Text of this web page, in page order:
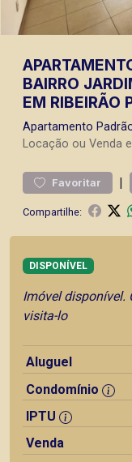
BAIRRO
EM RIBEIRÃO
Apartamento
Locação ou Venda
Favoritar |
Compartilhe:
DISPONÍVEL
Imóvel disponível.
visita-lo
Aluguel
Condomínio
IPTU
Venda